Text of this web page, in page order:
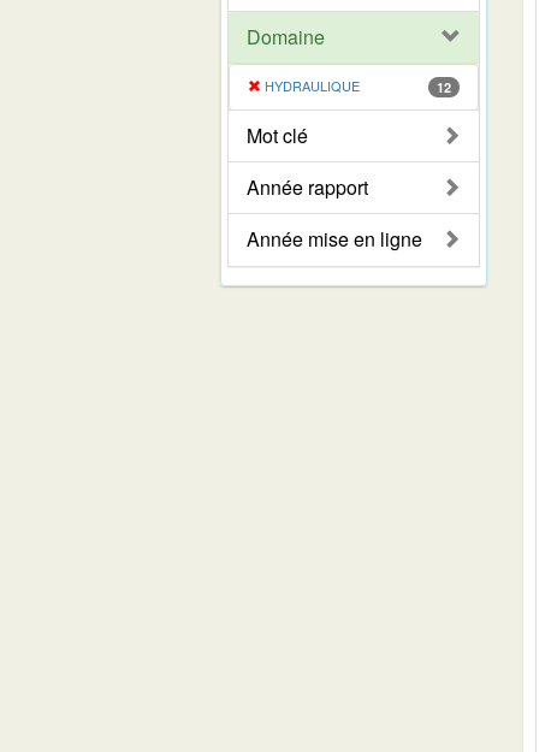
Domaine
HYDRAULIQUE 12
Mot clé
Année rapport
Année mise en ligne